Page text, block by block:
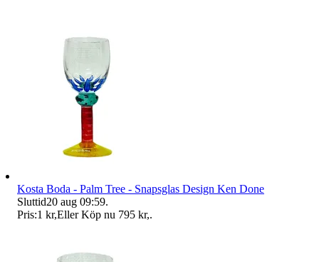
Kosta Boda - Palm Tree - Snapsglas Design Ken Done
Sluttid20 aug 09:59.
Pris:1 kr,Eller Köp nu 795 kr,.